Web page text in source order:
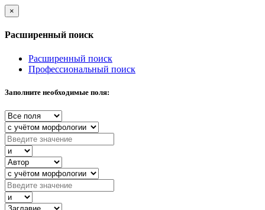
×
Расширенный поиск
Расширенный поиск
Профессиональный поиск
Заполните необходимые поля: